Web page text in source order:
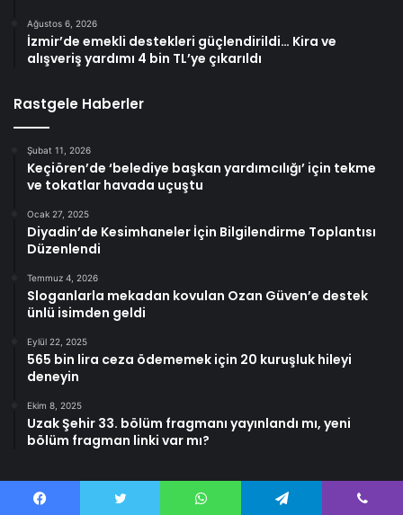
Ağustos 6, 2026
İzmir’de emekli destekleri güçlendirildi… Kira ve
alışveriş yardımı 4 bin TL’ye çıkarıldı
Rastgele Haberler
Şubat 11, 2026
Keçiören’de ‘belediye başkan yardımcılığı’ için tekme
ve tokatlar havada uçuştu
Ocak 27, 2025
Diyadin’de Kesimhaneler İçin Bilgilendirme Toplantısı
Düzenlendi
Temmuz 4, 2026
Sloganlarla mekadan kovulan Ozan Güven’e destek
ünlü isimden geldi
Eylül 22, 2025
565 bin lira ceza ödememek için 20 kuruşluk hileyi
deneyin
Ekim 8, 2025
Uzak Şehir 33. bölüm fragmanı yayınlandı mı, yeni
bölüm fragman linki var mı?